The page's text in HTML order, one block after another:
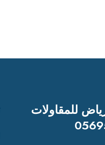
للمقاولات